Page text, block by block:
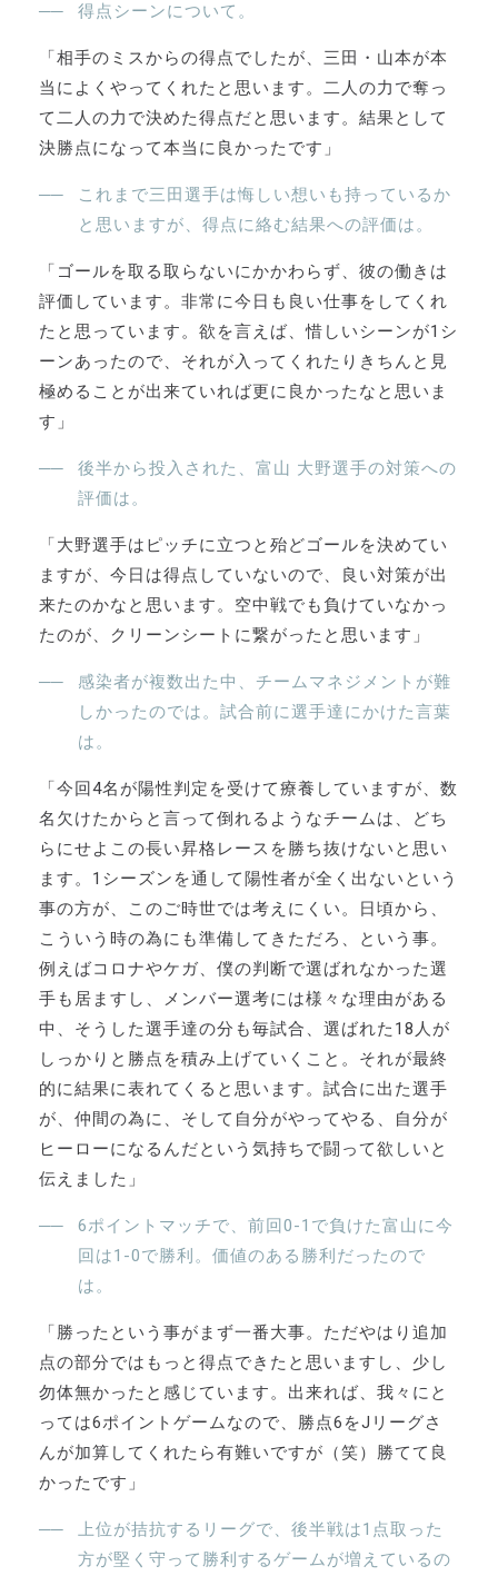
得点シーンについて。
「相手のミスからの得点でしたが、三田・山本が本
当によくやってくれたと思います。二人の力で奪っ
て二人の力で決めた得点だと思います。結果として
決勝点になって本当に良かったです」
これまで三田選手は悔しい想いも持っているか
と思いますが、得点に絡む結果への評価は。
「ゴールを取る取らないにかかわらず、彼の働きは
評価しています。非常に今日も良い仕事をしてくれ
たと思っています。欲を言えば、惜しいシーンが1シ
ーンあったので、それが入ってくれたりきちんと見
極めることが出来ていれば更に良かったなと思いま
す」
後半から投入された、富山 大野選手の対策への
評価は。
「大野選手はピッチに立つと殆どゴールを決めてい
ますが、今日は得点していないので、良い対策が出
来たのかなと思います。空中戦でも負けていなかっ
たのが、クリーンシートに繋がったと思います」
感染者が複数出た中、チームマネジメントが難
しかったのでは。試合前に選手達にかけた言葉
は。
「今回4名が陽性判定を受けて療養していますが、数
名欠けたからと言って倒れるようなチームは、どち
らにせよこの長い昇格レースを勝ち抜けないと思い
ます。1シーズンを通して陽性者が全く出ないという
事の方が、このご時世では考えにくい。日頃から、
こういう時の為にも準備してきただろ、という事。
例えばコロナやケガ、僕の判断で選ばれなかった選
手も居ますし、メンバー選考には様々な理由がある
中、そうした選手達の分も毎試合、選ばれた18人が
しっかりと勝点を積み上げていくこと。それが最終
的に結果に表れてくると思います。試合に出た選手
が、仲間の為に、そして自分がやってやる、自分が
ヒーローになるんだという気持ちで闘って欲しいと
伝えました」
6ポイントマッチで、前回0-1で負けた富山に今
回は1-0で勝利。価値のある勝利だったので
は。
「勝ったという事がまず一番大事。ただやはり追加
点の部分ではもっと得点できたと思いますし、少し
勿体無かったと感じています。出来れば、我々にと
っては6ポイントゲームなので、勝点6をJリーグさ
んが加算してくれたら有難いですが（笑）勝てて良
かったです」
上位が拮抗するリーグで、後半戦は1点取った
方が堅く守って勝利するゲームが増えているの